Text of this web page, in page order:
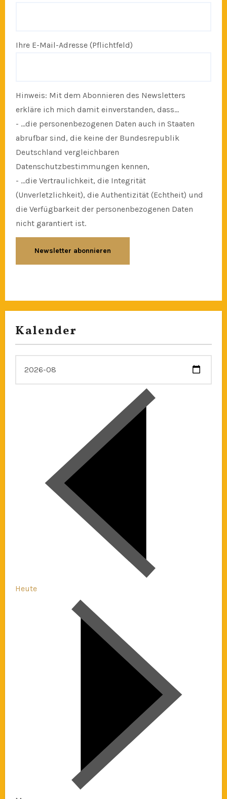
Ihre E-Mail-Adresse (Pflichtfeld)
Hinweis: Mit dem Abonnieren des Newsletters
erkläre ich mich damit einverstanden, dass...
- ...die personenbezogenen Daten auch in Staaten
abrufbar sind, die keine der Bundesrepublik
Deutschland vergleichbaren
Datenschutzbestimmungen kennen,
- ...die Vertraulichkeit, die Integrität
(Unverletzlichkeit), die Authentizität (Echtheit) und
die Verfügbarkeit der personenbezogenen Daten
nicht garantiert ist.
Kalender
Heute